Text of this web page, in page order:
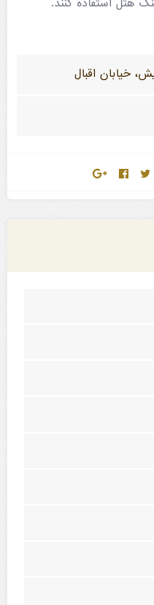
هتل استفاده کنند.
خیابان اقبال